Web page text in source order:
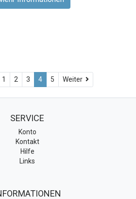
1 2 3 4 5 Weiter Weiter
SERVICE
Konto
Kontakt
Hilfe
Links